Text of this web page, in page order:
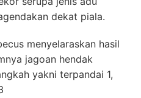
dekat piala.
menyelaraskan hasil
jagoan hendak
yakni terpandai 1,